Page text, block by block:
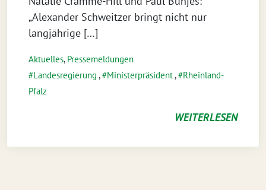
„Alexander Schweitzer bringt nicht nur
langjährige […]
Aktuelles, Pressemeldungen
Landesregierung , Ministerpräsident,
Rheinland-
Pfalz
WEITERLESEN